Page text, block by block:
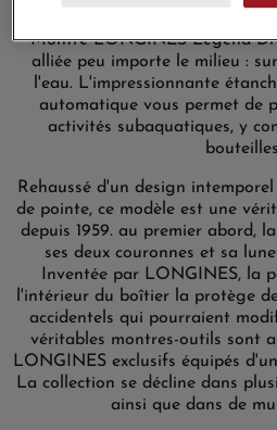
Montre LONGINES Legend
alliée peu importe le milieu :
l'eau. L'impressionnante
automatique vous permet de
activités subaquatiques, y
Rehaussé d'un design
de pointe, ce modèle est une
depuis 1959. au premier abord,
ses deux couronnes et sa
Inventée par LONGINES, la
l'intérieur du boîtier la protège
accidentels qui pourraient
véritables montres-outils sont
LONGINES exclusifs équipés
La collection se décline dans
ainsi que dans de